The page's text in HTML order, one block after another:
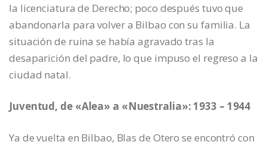
la licenciatura de Derecho; poco después tuvo que
abandonarla para volver a Bilbao con su familia. La
situación de ruina se había agravado tras la
desaparición del padre, lo que impuso el regreso a la
ciudad natal.
Juventud, de «Alea» a «Nuestralia»: 1933 – 1944
Ya de vuelta en Bilbao, Blas de Otero se encontró con